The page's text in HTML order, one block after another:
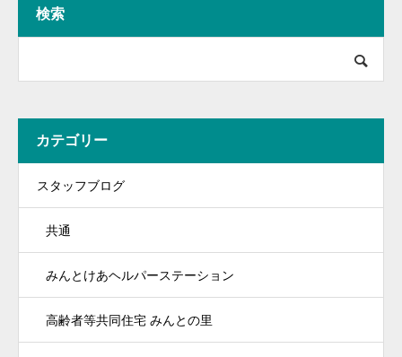
検索
カテゴリー
スタッフブログ
共通
みんとけあヘルパーステーション
高齢者等共同住宅 みんとの里